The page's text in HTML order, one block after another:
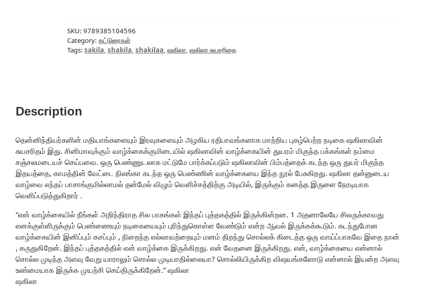
SKU: 9789385104596
Category: கட்டுரைகள்
Tags: sakila, shakila, shakilaa, ஷகிலா, ஷகிலா சுயசரிதை
Description
தென்னிந்தியர்களின் மதியாங்களையும் இரவுகளையும் அழகிய ரதிபாவங்களாக மாற்றிய புகழ்பெற்ற நடிகை ஷகிலாவின்
சுயசரிதம் இது. சினிமாவுக்கும் வாழ்க்கைக்குமிடையில் ஷகிலாவின் வாழ்க்கையின் துயரம் மிகுந்த பக்கங்கள் நம்மை
சஞ்சலமடையச் செய்பவை. ஒரு பெண்ணுடலாக மட்டுமே பார்க்கப்படும் ஷகிலாவின் பிம்பத்தைக் கடந்த ஒரு துயர் மிகுந்த
இதயத்தை, காமத்தின் வேட்டை நிலங்கா கடந்த ஒரு பெண்ணின் வாழ்க்கையை இந்த நூல் பேசுகிறது. ஷகிலா தன்னுடைய
வாழ்வை எந்தப் பாசாங்குமில்லாமல் தன்மேல் விழும் வெளிச்சத்திற்கு அடியில், இருக்கும் கனத்த இருளை நேரடியாக
வெளிப்படுத்துகிறார் .
“என் வாழ்க்கையில் நீங்கள் அறிந்திராத சில பாகங்கள் இந்தப் புத்தகத்தில் இருக்கின்றன. 1 அதனாலேயே சிலருக்காவது
எனக்குள்ளிருக்கும் பெண்ணையும் நடிகையையும் புரிந்துகொள்ள வேண்டும் என்ற ஆவல் இருக்கக்கூடும். கடந்துபோன
வாழ்க்கையின் இனிப்பும் கசப்பும் , நிறைந்த எல்லாவற்றையும் மனம் திறந்து சொல்லக் கிடைத்த ஒரு வாய்ப்பாகவே இதை நான்
, கருதுகிறேன். இந்தப் புத்தகத்தில் என் வாழ்க்கை இருக்கிறது. என் வேதனை இருக்கிறது. என், வாழ்க்கையை என்னால்
சொல்ல முடிந்த அளவு வேறு யாராலும் சொல்ல முடியாதில்லையா? சொல்லியிருக்கிற விஷயங்களோடு என்னால் இயன்ற அளவு
உண்மையாக இருக்க முயற்சி செய்திருக்கிறேன்.” ஷகிலா
ஷகிலா